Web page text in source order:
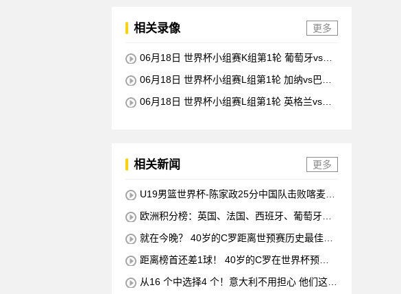
相关录像 更多
06月18日 世界杯小组赛K组第1轮 葡萄牙vs民
06月18日 世界杯小组赛L组第1轮 加纳vs巴拿
06月18日 世界杯小组赛L组第1轮 英格兰vs克
相关新闻 更多
U19男篮世界杯-陈家政25分中国队击败喀麦隆
欧洲积分榜：英国、法国、西班牙、葡萄牙状
就在今晚？ 40岁的C罗距离世预赛历史最佳射
录
距离榜首还差1球！ 40岁的C罗在世界杯预赛
将成为历史最佳射手
从16 个中选择4 个！意大利不用担心 他们这次